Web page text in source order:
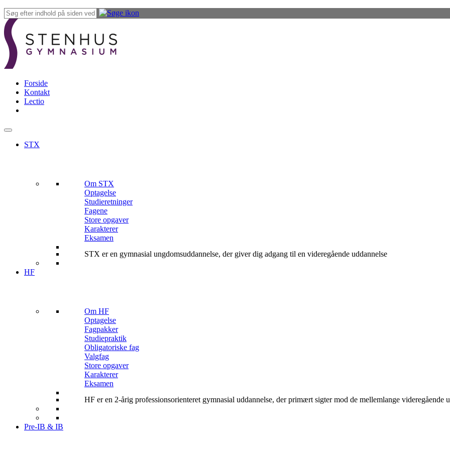
Forside
Kontakt
Lectio
STX
Om STX
Optagelse
Studieretninger
Fagene
Store opgaver
Karakterer
Eksamen
STX er en gymnasial ungdomsuddannelse, der giver dig adgang til en videregående uddannelse
HF
Om HF
Optagelse
Fagpakker
Studiepraktik
Obligatoriske fag
Valgfag
Store opgaver
Karakterer
Eksamen
HF er en 2-årig professionsorienteret gymnasial uddannelse, der primært sigter mod de mellemlange videregående
Pre-IB & IB